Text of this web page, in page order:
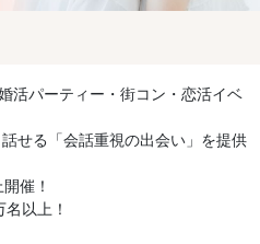
活パーティー・街コン・恋活イベ
せる「会話重視の出会い」を提供
催！
以上！